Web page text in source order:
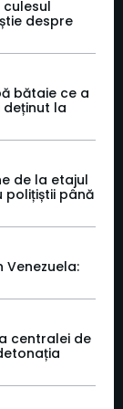
culesul
despre
bătaie ce a
deținut la
de la etajul
polițiștii până
Venezuela:
centralei de